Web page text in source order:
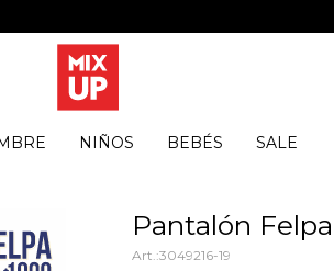
NIÑOS BEBÉS SALE
Pantalón
3049216-19